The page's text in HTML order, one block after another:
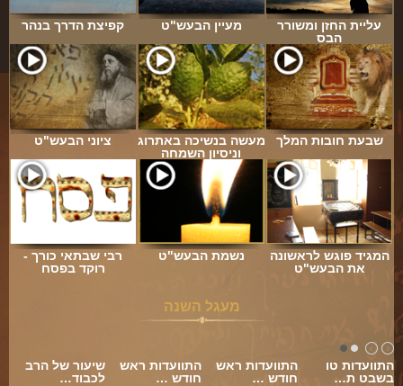
קפיצת הדרך בנהר מעיין הבעש"ט
עליית החזן ומשורר
הבס
ציוני הבעש"ט
מעשה בנשיכה באתרוג
וניסיון השמחה
שבעת חובות המלך
רבי שבתאי כורך -
רוקד בפסח
נשמת הבעש"ט
המגיד פוגש לראשונה
את הבעש"ט
מעגל השנה
שיעור של הרב
לכבוד…
התוועדות ראש
חודש …
התוועדות ראש
חודש …
התוועדות טו
בשבט ת…